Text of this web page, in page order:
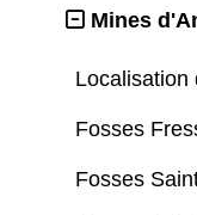
Mines
Localisation
Fosses
Fosses